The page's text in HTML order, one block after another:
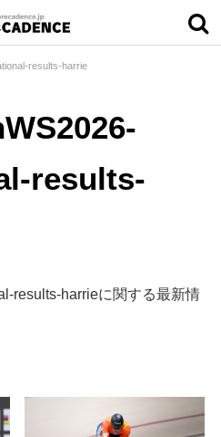
results-harrie
results-
results-harrieに関する最新情